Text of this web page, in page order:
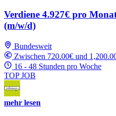
Verdiene 4.927€ pro
(m/w/d)
Bundesweit
Zwischen 720.00€ und
16 - 48 Stunden pro Woche
TOP JOB
mehr lesen